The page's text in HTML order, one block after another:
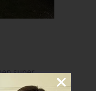
super
aber das